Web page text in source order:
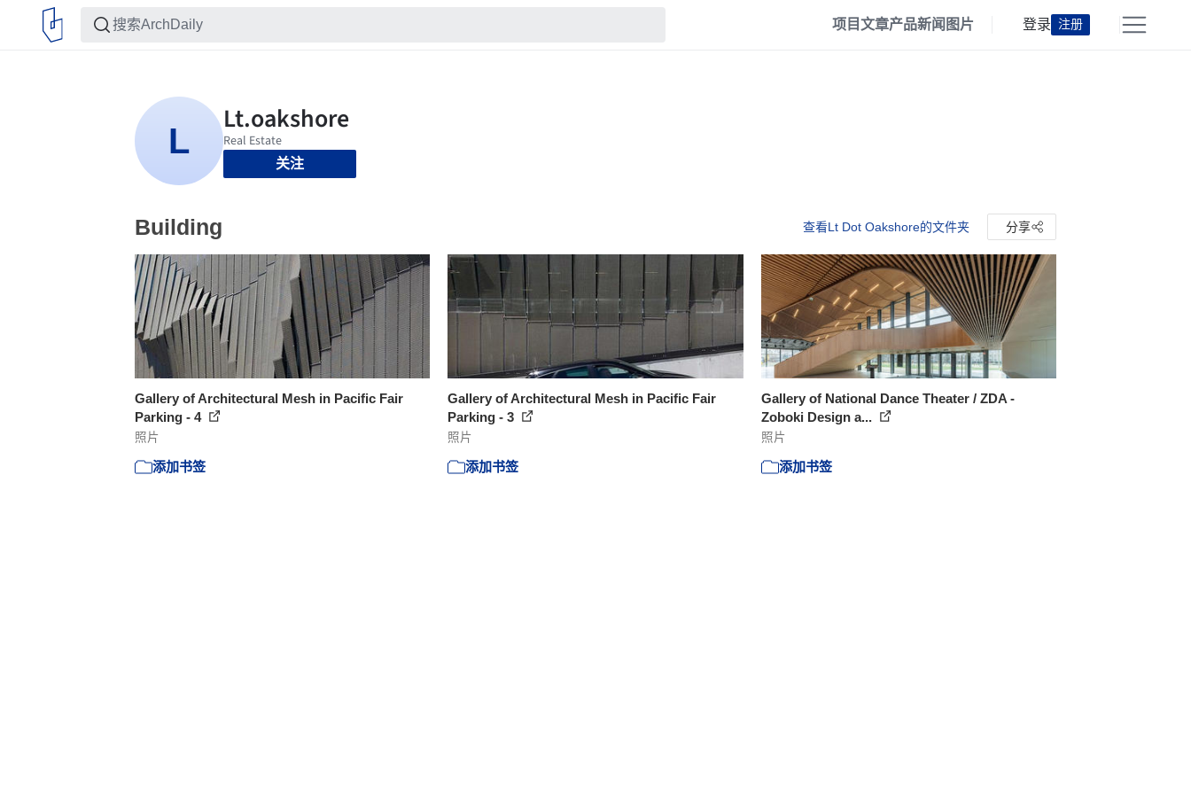
项目文章产品新闻 图片 登录 注册
关注
Building 查看Lt Dot Oakshore的文件夹 分享
Gallery of Architectural Mesh in Pacific Fair
Parking - 4
照片
添加书签
Gallery of Architectural Mesh in Pacific Fair
Parking - 3
照片
添加书签
Gallery of National Dance Theater / ZDA -
Zoboki Design a...
照片
添加书签